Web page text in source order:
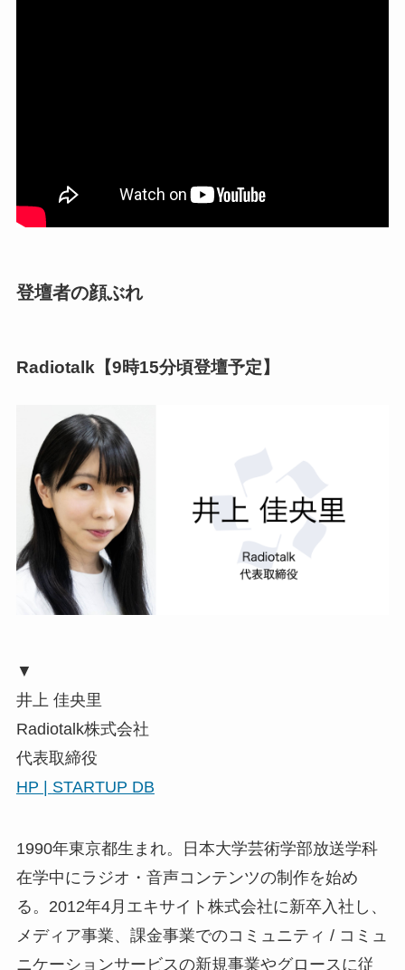
登壇者の顔ぶれ
Radiotalk【9時15分頃登壇予定】
▼
井上 佳央里
Radiotalk株式会社
代表取締役
HP | STARTUP DB
1990年東京都生まれ。日本大学芸術学部放送学科
在学中にラジオ・音声コンテンツの制作を始め
る。2012年4月エキサイト株式会社に新卒⼊社し、
メディア事業、課金事業でのコミュニティ / コミュ
ニケーションサービスの新規事業やグロースに従